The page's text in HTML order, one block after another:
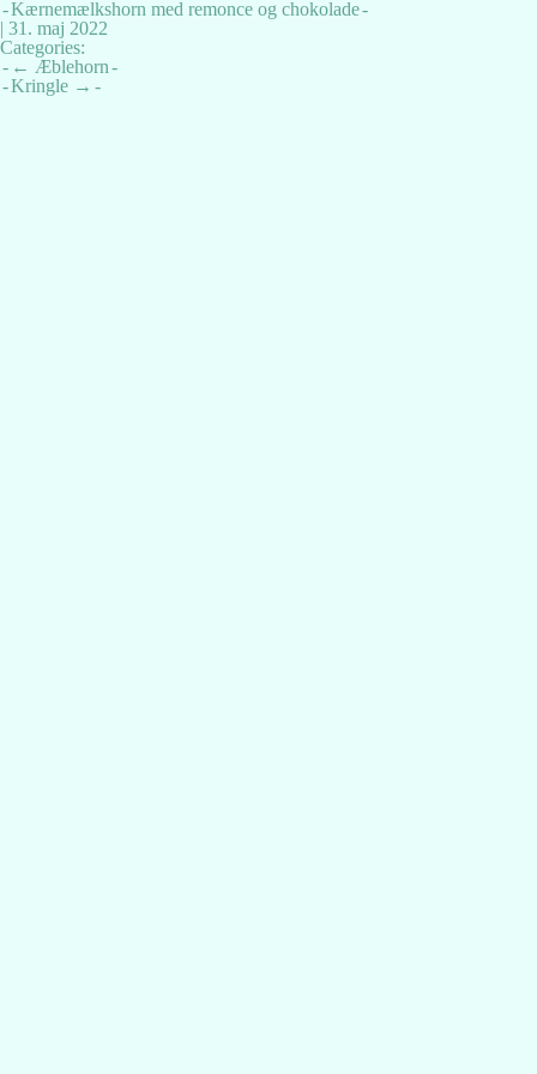
Kærnemælkshorn med remonce og chokolade
| 31. maj 2022
Categories:
Indlægsnavigation
← Æblehorn
Kringle →